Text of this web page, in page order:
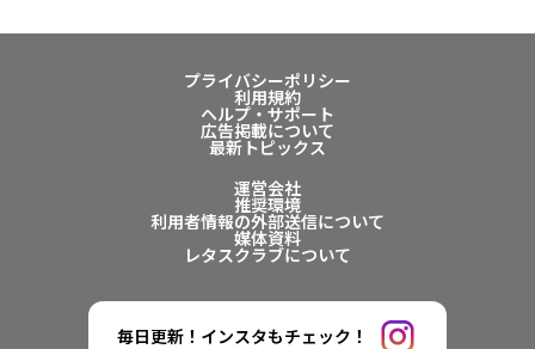
プライバシーポリシー
利用規約
ヘルプ・サポート
広告掲載について
最新トピックス
運営会社
推奨環境
利用者情報の外部送信について
媒体資料
レタスクラブについて
毎日更新！インスタもチェック！